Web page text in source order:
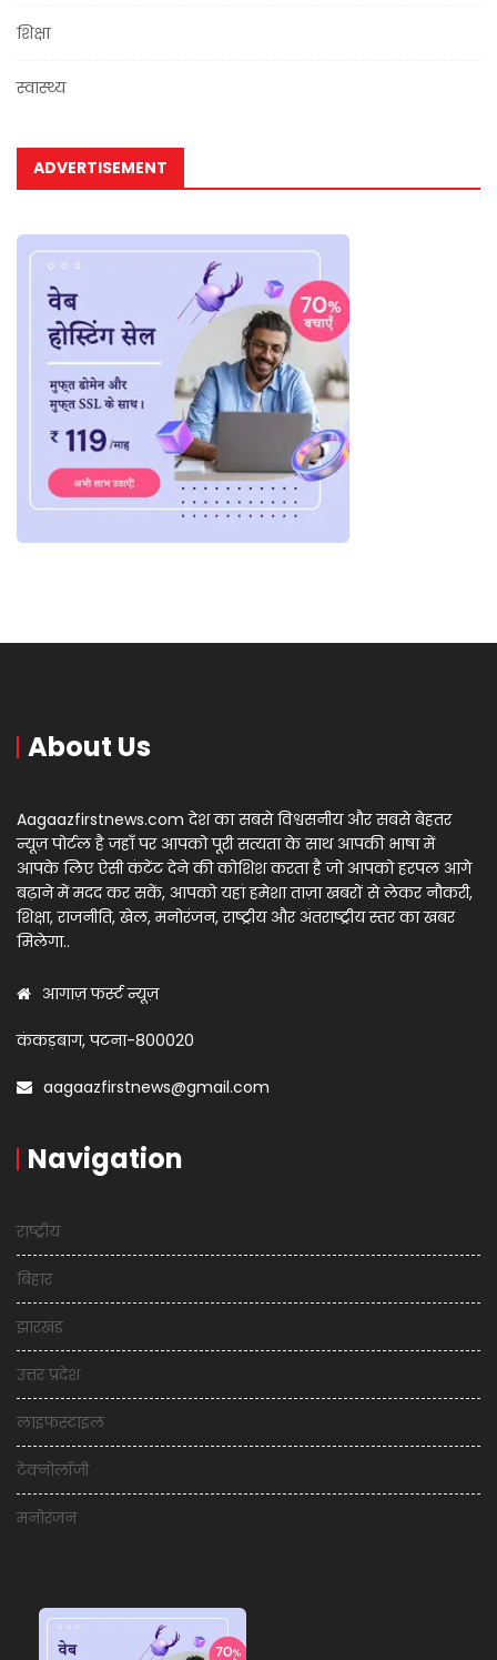
शिक्षा
स्वास्थ्य
ADVERTISEMENT
About Us
Aagaazfirstnews.com देश का सबसे विश्वसनीय और सबसे बेहतर
न्यूज़ पोर्टल है जहाँ पर आपको पूरी सत्यता के साथ आपकी भाषा में
आपके लिए ऐसी कंटेंट देने की कोशिश करता है जो आपको हरपल आगे
बढ़ाने में मदद कर सकें, आपको यहां हमेशा ताज़ा खबरों से लेकर नौकरी,
शिक्षा, राजनीति, खेल, मनोरंजन, राष्ट्रीय और अंतराष्ट्रीय स्तर का खबर
मिलेगा..
आगाज़ फर्स्ट न्यूज़
कंकड़बाग, पटना-800020
aagaazfirstnews@gmail.com
Navigation
राष्ट्रीय
बिहार
झारखंड
उत्तर प्रदेश
लाइफस्टाइल
टेक्नोलॉजी
मनोरंजन